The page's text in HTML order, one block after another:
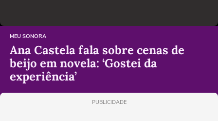
MEU SONORA
Ana Castela fala sobre cenas de
beijo em novela: ‘Gostei da
experiência’
PUBLICIDADE